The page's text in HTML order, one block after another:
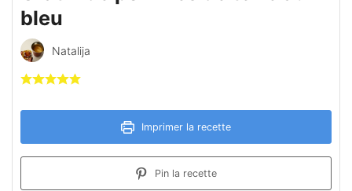
bleu
Natalija
Imprimer la recette
Pin la recette